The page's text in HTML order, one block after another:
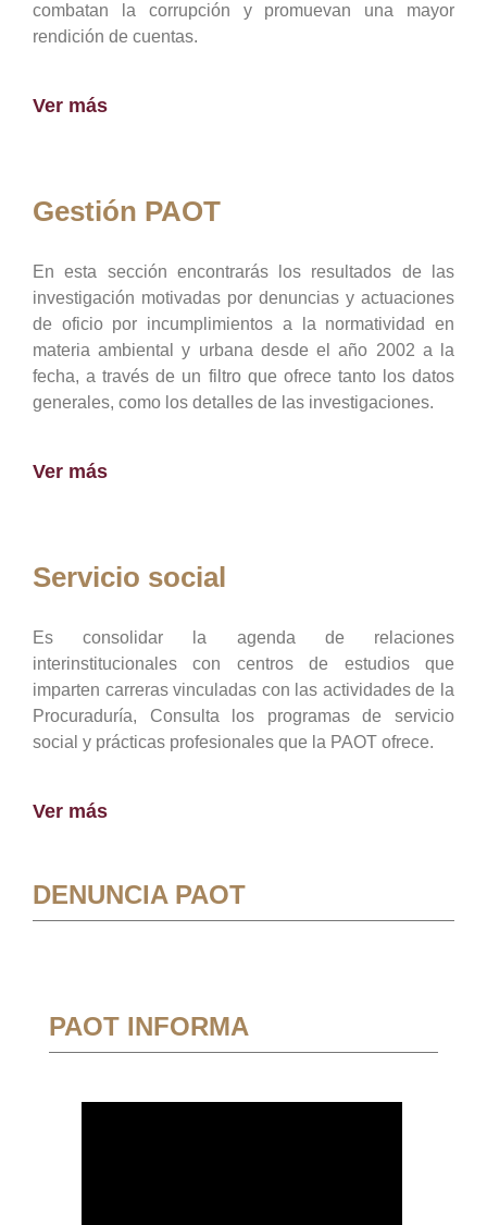
combatan la corrupción y promuevan una mayor
rendición de cuentas.
Ver más
Gestión PAOT
En esta sección encontrarás los resultados de las
investigación motivadas por denuncias y actuaciones
de oficio por incumplimientos a la normatividad en
materia ambiental y urbana desde el año 2002 a la
fecha, a través de un filtro que ofrece tanto los datos
generales, como los detalles de las investigaciones.
Ver más
Servicio social
Es consolidar la agenda de relaciones
interinstitucionales con centros de estudios que
imparten carreras vinculadas con las actividades de la
Procuraduría, Consulta los programas de servicio
social y prácticas profesionales que la PAOT ofrece.
Ver más
DENUNCIA PAOT
PAOT INFORMA